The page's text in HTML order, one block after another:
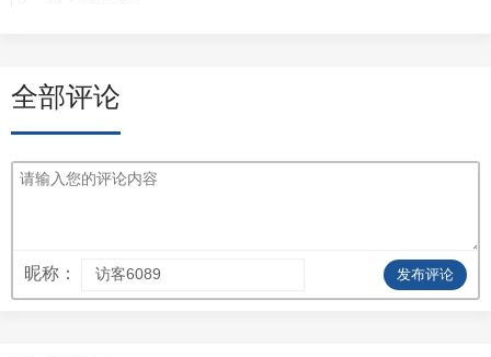
全部评论
昵称： 发布评论